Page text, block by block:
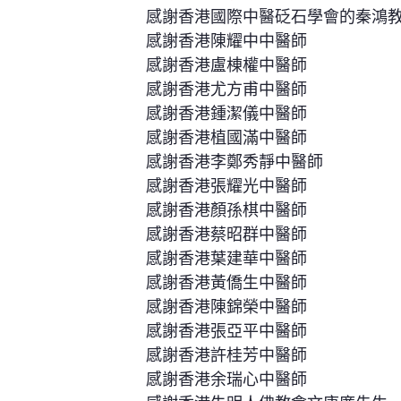
感謝香港國際中醫砭石學會的秦鴻
感謝香港陳耀中中醫師
感謝香港盧棟權中醫師
感謝香港尤方甫中醫師
感謝香港鍾潔儀中醫師
感謝香港植國滿中醫師
感謝香港李鄭秀靜中醫師
感謝香港張耀光中醫師
感謝香港顏孫棋中醫師
感謝香港蔡昭群中醫師
感謝香港葉建華中醫師
感謝香港黃僑生中醫師
感謝香港陳錦榮中醫師
感謝香港張亞平中醫師
感謝香港許桂芳中醫師
感謝香港余瑞心中醫師